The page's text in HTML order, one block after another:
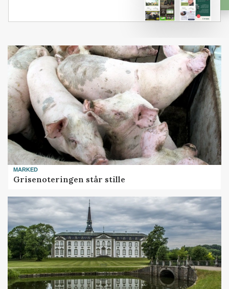
MARKED
Grisenoteringen står stille